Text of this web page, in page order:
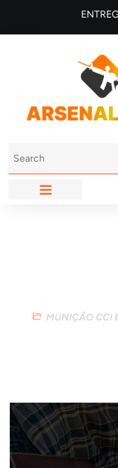
MUNIÇÃO CCI